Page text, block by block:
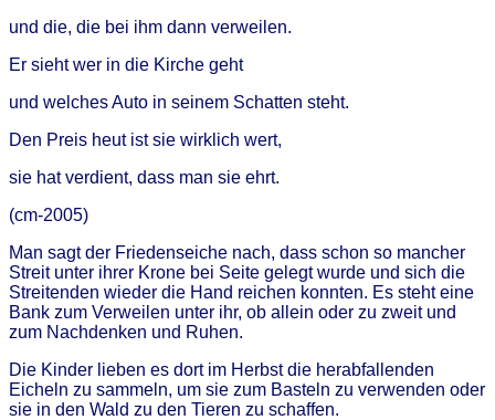
und die, die bei ihm dann verweilen.
Er sieht wer in die Kirche geht
und welches Auto in seinem Schatten steht.
Den Preis heut ist sie wirklich wert,
sie hat verdient, dass man sie ehrt.
(cm-2005)
Man sagt der Friedenseiche nach, dass schon so mancher
Streit unter ihrer Krone bei Seite gelegt wurde und sich die
Streitenden wieder die Hand reichen konnten. Es steht eine
Bank zum Verweilen unter ihr, ob allein oder zu zweit und
zum Nachdenken und Ruhen.
Die Kinder lieben es dort im Herbst die herabfallenden
Eicheln zu sammeln, um sie zum Basteln zu verwenden oder
sie in den Wald zu den Tieren zu schaffen.